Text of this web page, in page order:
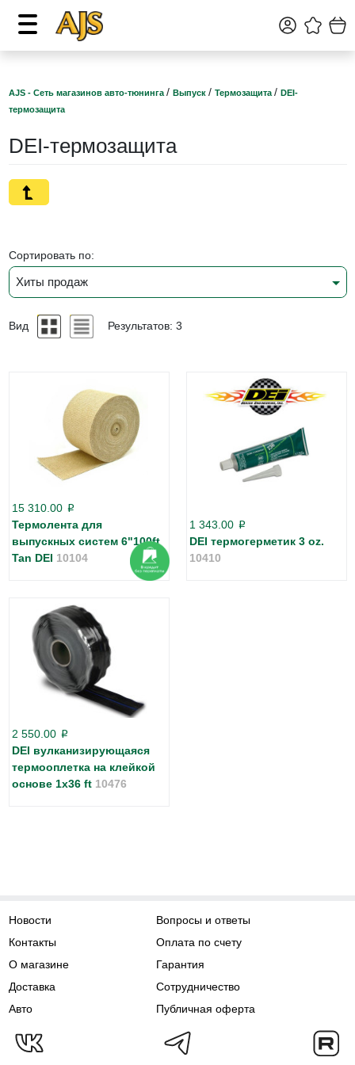
AJS - Сеть магазинов авто-тюнинга / Выпуск / Термозащита / DEI-
термозащита
DEI-термозащита
Сортировать по:
Хиты продаж
Вид Результатов: 3
15 310.00 p
Термолента для
выпускных систем 6"100ft
Tan DEI 10104
1 343.00 p
DEI термогерметик 3 oz.
10410
2 550.00 p
DEI вулканизирующаяся
термооплетка на клейкой
основе 1x36 ft 10476
Новости
Контакты
О магазине
Доставка
Авто
Вопросы и ответы
Оплата по счету
Гарантия
Сотрудничество
Публичная оферта